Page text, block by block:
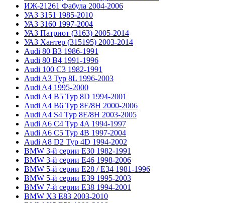
ИЖ-21261 Фабула 2004-2006
УАЗ 3151 1985-2010
УАЗ 3160 1997-2004
УАЗ Патриот (3163) 2005-2014
УАЗ Хантер (315195) 2003-2014
Audi 80 B3 1986-1991
Audi 80 B4 1991-1996
Audi 100 C3 1982-1991
Audi A3 Typ 8L 1996-2003
Audi A4 1995-2000
Audi A4 B5 Typ 8D 1994-2001
Audi A4 B6 Typ 8E/8H 2000-2006
Audi A4 S4 Typ 8E/8H 2003-2005
Audi A6 C4 Typ 4A 1994-1997
Audi A6 C5 Typ 4B 1997-2004
Audi A8 D2 Typ 4D 1994-2002
BMW 3-й серии E30 1982-1991
BMW 3-й серии E46 1998-2006
BMW 5-й серии E28 / E34 1981-1996
BMW 5-й серии E39 1995-2003
BMW 7-й серии E38 1994-2001
BMW X3 E83 2003-2010